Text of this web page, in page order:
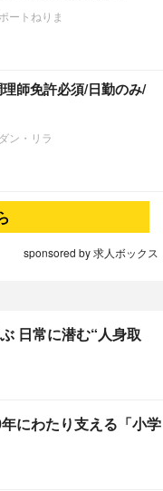
ートねりま
師免許必須/日勤のみ/
ン・リラ
sponsored by 求人ボックス
日常に潜む“人身取
にわたり支える「小学